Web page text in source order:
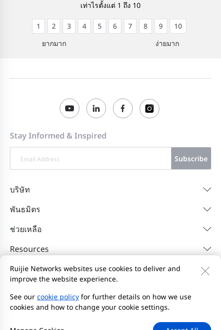
เท่าไรตั้งแต่ 1 ถึง 10
ยากมาก
1 2 3 4 5 6 7 8 9
10
ง่ายมาก
Stay Informed & Inspired
Subscribe
บริษัท
พันธมิตร
ช่วยเหลือ
Resources
ติดต่อเรา Feedback
นโยบายความเป็นส่วนตัว
ข้อตกลงผู้ใช้เว็บไซต์
Privacy Inquiries
เริ่มรายงาน
แผนผังเว็บไซต์
2000-2026 Ruijie Networks Co., Ltd.
Ruijie Networks websites use cookies to deliver and
improve the website experience.
See our cookie policy for further details on how we use
cookies and how to change your cookie settings.